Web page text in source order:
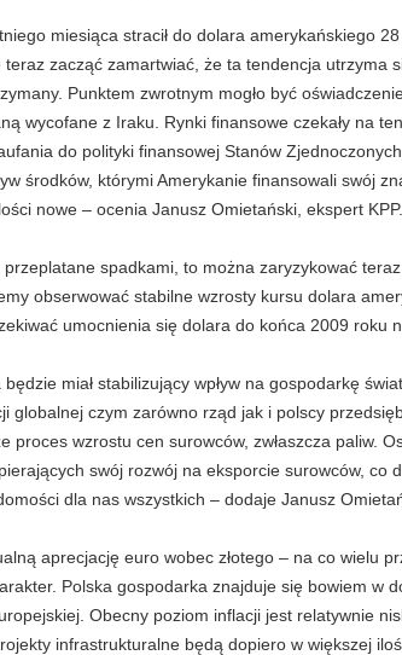
miesiąca stracił do dolara amerykańskiego
zacząć zamartwiać, że ta tendencja utrzyma
Punktem zwrotnym mogło być
wycofane z Iraku. Rynki finansowe czekały na
do polityki finansowej Stanów
środków, którymi Amerykanie finansowali swój
nowe – ocenia Janusz Omietański, ekspert KPP.
spadkami, to można zaryzykować
obserwować stabilne wzrosty kursu dolara
umocnienia się dolara do końca 2009 roku
miał stabilizujący wpływ na gospodarkę
globalnej czym zarówno rząd jak i polscy
proces wzrostu cen surowców, zwłaszcza paliw.
swój rozwój na eksporcie surowców, co
dla nas wszystkich – dodaje Janusz
aprecjację euro wobec złotego – na co wielu
Polska gospodarka znajduje się bowiem w
Obecny poziom inflacji jest relatywnie
infrastrukturalne będą dopiero w większej